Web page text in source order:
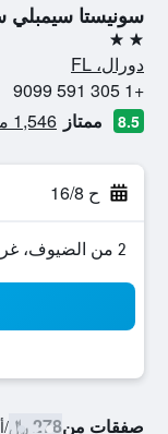
سونيستا سيمبلي
2 نجمتين
دورال، FL
+1 305 591 9099
8.5 ممتاز 1,546 من التقييمات تم التحقق منها
ح 16/8
2 من الضيوف، غرفة واحدة
صفقات من278 ﷼ /